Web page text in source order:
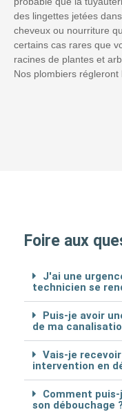
des lingettes jetées
cheveux ou nourriture
certains cas rares que
racines de plantes et
Nos plombiers régleront
Foire aux
J'ai une
technicien se
Puis-je avoir
de ma
Vais-je
intervention en
Comment
son débouchage ?